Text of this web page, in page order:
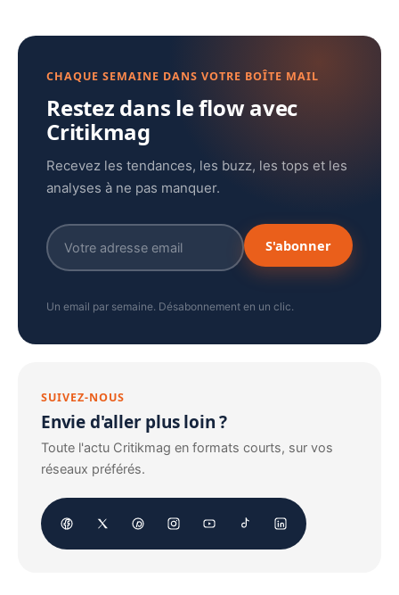
CHAQUE SEMAINE DANS VOTRE BOÎTE MAIL
Restez dans le flow avec
Critikmag
Recevez les tendances, les buzz, les tops et les
analyses à ne pas manquer.
S'abonner
Un email par semaine. Désabonnement en un clic.
SUIVEZ-NOUS
Envie d'aller plus loin ?
Toute l'actu Critikmag en formats courts, sur vos
réseaux préférés.